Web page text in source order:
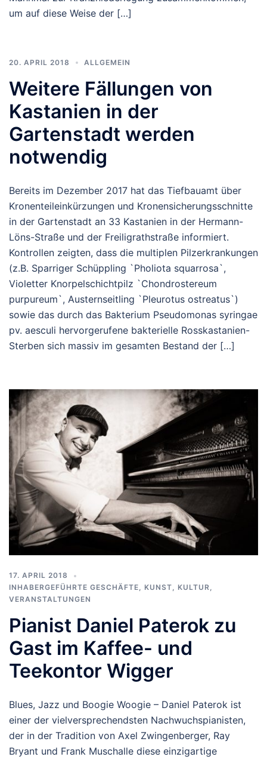
um auf diese Weise der […]
20. APRIL 2018 ALLGEMEIN
Weitere Fällungen von
Kastanien in der
Gartenstadt werden
notwendig
Bereits im Dezember 2017 hat das Tiefbauamt über
Kronenteileinkürzungen und Kronensicherungsschnitte
in der Gartenstadt an 33 Kastanien in der Hermann-
Löns-Straße und der Freiligrathstraße informiert.
Kontrollen zeigten, dass die multiplen Pilzerkrankungen
(z.B. Sparriger Schüppling `Pholiota squarrosa`,
Violetter Knorpelschichtpilz `Chondrostereum
purpureum`, Austernseitling `Pleurotus ostreatus`)
sowie das durch das Bakterium Pseudomonas syringae
pv. aesculi hervorgerufene bakterielle Rosskastanien-
Sterben sich massiv im gesamten Bestand der […]
17. APRIL 2018
INHABERGEFÜHRTE GESCHÄFTE, KUNST, KULTUR,
VERANSTALTUNGEN
Pianist Daniel Paterok zu
Gast im Kaffee- und
Teekontor Wigger
Blues, Jazz und Boogie Woogie – Daniel Paterok ist
einer der vielversprechendsten Nachwuchspianisten,
der in der Tradition von Axel Zwingenberger, Ray
Bryant und Frank Muschalle diese einzigartige